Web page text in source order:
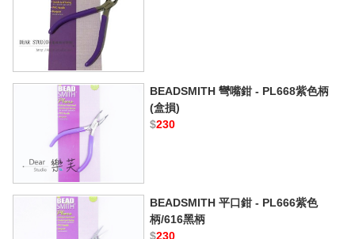
BEADSMITH 彎嘴鉗 - PL668紫色柄
(盒損)
$230
BEADSMITH 平口鉗 - PL666紫色
柄/616黑柄
$230